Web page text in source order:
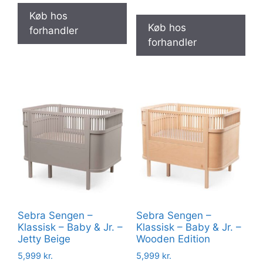
Køb hos
forhandler
Køb hos
forhandler
Sebra Sengen –
Klassisk – Baby & Jr. –
Jetty Beige
5,999 kr.
Sebra Sengen –
Klassisk – Baby & Jr. –
Wooden Edition
5,999 kr.